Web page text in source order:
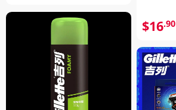
$16.90